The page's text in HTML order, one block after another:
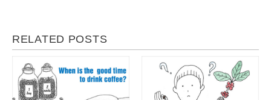
RELATED POSTS